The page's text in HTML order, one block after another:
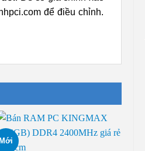
để điều chỉnh.
Mới